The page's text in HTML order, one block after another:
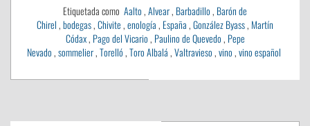
Etiquetada como Aalto,Alvear, Barbadillo, Barón de
Chirel,bodegas,Chivite,enología, España,González Byass, Martín
Códax, Pago del Vicario, Paulino de Quevedo, Pepe
Nevado,sommelier,Torelló,Toro Albalá,Valtravieso,vino,vino español